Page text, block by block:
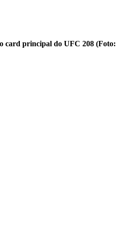
card principal do UFC 208 (Foto: